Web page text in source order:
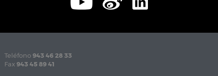
Teléfono 943 46 28 33
Fax 943 45 89 41